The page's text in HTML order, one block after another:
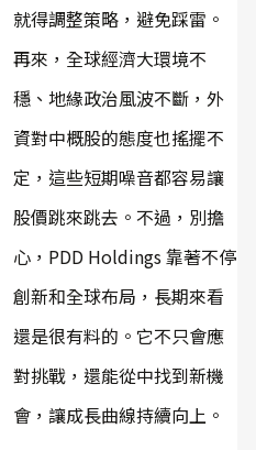
就得調整策略，避免踩雷。
再來，全球經濟大環境不
穩、地緣政治風波不斷，外
資對中概股的態度也搖擺不
定，這些短期噪音都容易讓
股價跳來跳去。不過，別擔
心，PDD Holdings 靠著不停
創新和全球布局，長期來看
還是很有料的。它不只會應
對挑戰，還能從中找到新機
會，讓成長曲線持續向上。